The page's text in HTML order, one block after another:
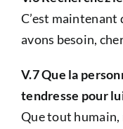
C’est maintenant
avons besoin,
V.7 Que la
tendresse pour
Que tout humain,